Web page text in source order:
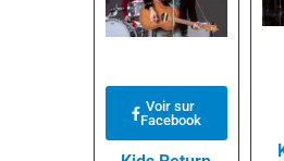
Voir sur
Facebook